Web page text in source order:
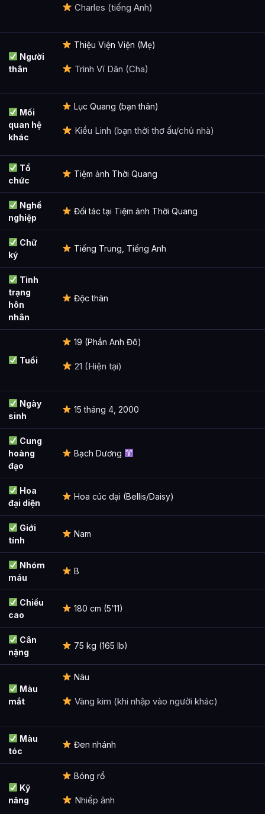
Thông tin về Trình Tiểu Thời được tổng hợp từ đâu?
Charles (tiếng Anh)
Người
thân
Thiệu Viện Viện (Mẹ)
Trình Vĩ Dân (Cha)
Mối
quan hệ
khác
Lục Quang (bạn thân)
Kiều Linh (bạn thời thơ ấu/chủ nhà)
Tổ
chức
Tiệm ảnh Thời Quang
Nghề
nghiệp
Đối tác tại Tiệm ảnh Thời Quang
Chữ
ký
Tiếng Trung, Tiếng Anh
Tình
trạng
hôn
nhân
Độc thân
Tuổi
19 (Phần Anh Đô)
21 (Hiện tại)
Ngày
sinh
15 tháng 4, 2000
Cung
hoàng
đạo
Bạch Dương
Hoa
đại diện
Hoa cúc dại (Bellis/Daisy)
Giới
tính
Nam
Nhóm
máu
B
Chiều
cao
180 cm (5’11)
Cân
nặng
75 kg (165 lb)
Màu
mắt
Nâu
Vàng kim (khi nhập vào người khác)
Màu
tóc
Đen nhánh
Kỹ
năng
Bóng rổ
Nhiếp ảnh